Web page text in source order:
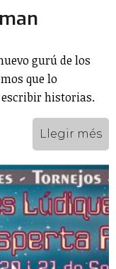
gurú de los
que lo
escribir historias.
Llegir més